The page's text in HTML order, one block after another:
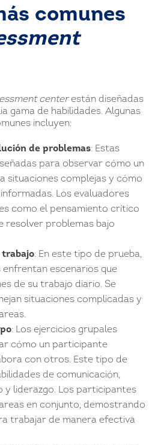
comunes
centerestán diseñadas
gama de habilidades. Algunas
incluyen:
de problemas: Estas
para observar cómo un
situaciones complejas y cómo
Los evaluadores
como el pensamiento crítico
resolver problemas bajo
trabajo: En este tipo de prueba,
escenarios que
de su trabajo diario. Se
situaciones complicadas y
: Los ejercicios grupales
cómo un participante
con otros. Este tipo de
de comunicación,
y liderazgo. Los participantes
en conjunto, demostrando
trabajar de manera efectiva